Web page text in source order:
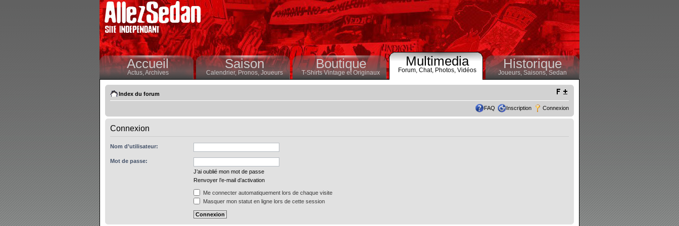
Accueil
Actus,Archives
Saison
Calendrier,Pronos, Joueurs
Boutique
T-Shirts Vintage et Originaux
Multimedia
Forum, Chat, Photos, Vidéos Historique
Joueurs, Saisons,Sedan
Index du forum
FAQ Inscription Connexion
Connexion
Nom d’utilisateur:
Mot de passe:
J’ai oublié mon mot de passe
Renvoyer l’e-mail d’activation
Me connecter automatiquement lors de chaque visite
Masquer mon statut en ligne lors de cette session